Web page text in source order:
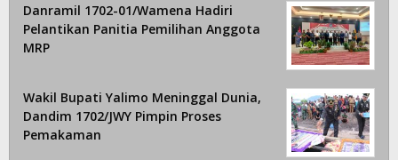
Danramil 1702-01/Wamena Hadiri
Pelantikan Panitia Pemilihan Anggota
MRP
Wakil Bupati Yalimo Meninggal Dunia,
Dandim 1702/JWY Pimpin Proses
Pemakaman